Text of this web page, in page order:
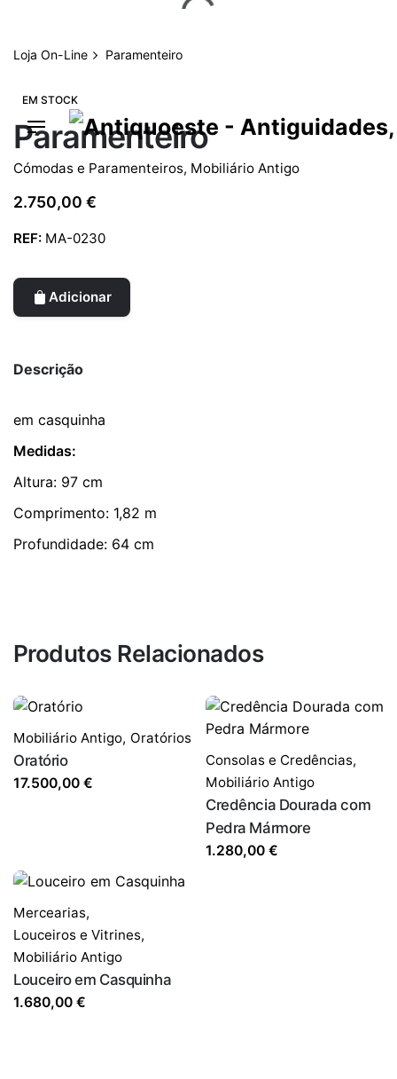
content
Loja On-Line Paramenteiro
EM STOCK
Paramenteiro
Cómodas e Paramenteiros, Mobiliário Antigo
2.750,00 €
REF: MA-0230
Adicionar
Descrição
em casquinha
Medidas:
Altura: 97 cm
Comprimento: 1,82 m
Profundidade: 64 cm
Produtos Relacionados
Mobiliário Antigo, Oratórios
Oratório
17.500,00 €
Consolas e Credências,
Mobiliário Antigo
Credência Dourada com
Pedra Mármore
1.280,00 €
Mercearias,
Louceiros e Vitrines,
Mobiliário Antigo
Louceiro em Casquinha
1.680,00 €